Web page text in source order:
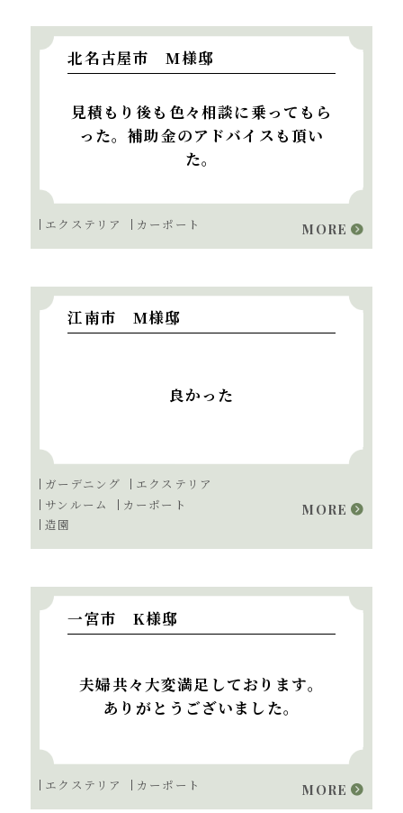
北名古屋市 M様邸
見積もり後も色々相談に乗ってもら
った。補助金のアドバイスも頂い
た。
エクステリア カーポート MORE
江南市 M様邸
良かった
ガーデニング
エクステリア
サンルーム
カーポート
造園
MORE
一宮市 K様邸
夫婦共々大変満足しております。
ありがとうございました。
エクステリア カーポート MORE